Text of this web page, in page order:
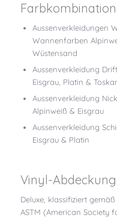
Aussenverkleidungen
Wannenfarben
Wüstensand
Aussenverkleidung
Eisgrau, Platin &
Aussenverkleidung
Alpinweiß & Eisgrau
Aussenverkleidung
Eisgrau & Platin
Vinyl-Abdeckung
Deluxe, klassifiziert
ASTM (American Society